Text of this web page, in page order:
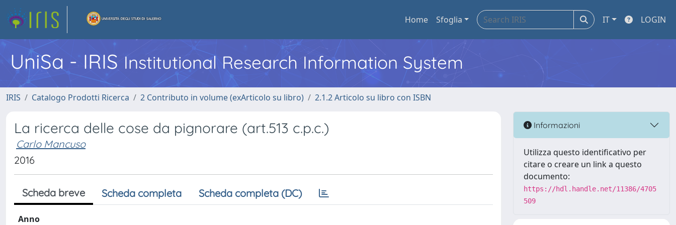
Home Sfoglia IT LOGIN
UniSa - IRIS Institutional Research Information System
IRIS Catalogo Prodotti Ricerca 2 Contributo in volume (exArticolo su libro) 2.1.2 Articolo su libro con ISBN
La ricerca delle cose da pignorare (art.513 c.p.c.)
Carlo Mancuso
2016
Scheda breve Scheda completa Scheda completa (DC)
Anno
Informazioni
Utilizza questo identificativo per
citare o creare un link a questo
documento:
https://hdl.handle.net/11386/4705
509